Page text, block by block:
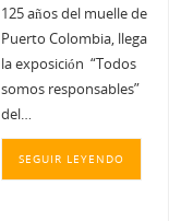
125 años del muelle de
Puerto Colombia, llega
la exposición “Todos
somos responsables”
del…
SEGUIR LEYENDO